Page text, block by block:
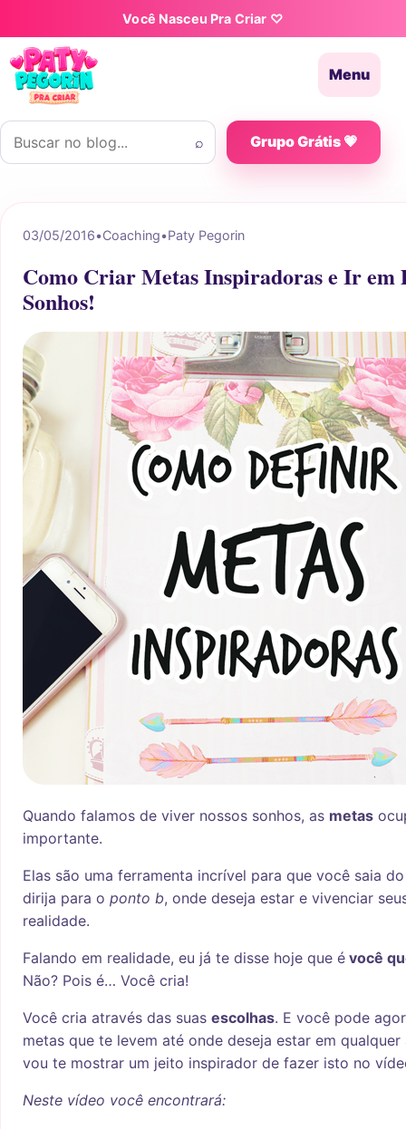
Pular para o conteúdoVocê Nasceu Pra Criar ♡
Menu
Buscar por:
⌕ Grupo Grátis 💗
03/05/2016•Coaching•Paty Pegorin
Como Criar Metas Inspiradoras e Ir em
Sonhos!
Quando falamos de viver nossos sonhos, as metas
importante.
Elas são uma ferramenta incrível para que você saia
dirija para o ponto b, onde deseja estar e vivenciar
realidade.
Falando em realidade, eu já te disse hoje que é você
Não? Pois é… Você cria!
Você cria através das suas escolhas. E você pode
metas que te levem até onde deseja estar em
vou te mostrar um jeito inspirador de fazer isto no
Neste vídeo você encontrará: